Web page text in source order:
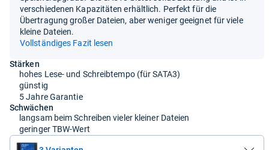
verschiedenen Kapazitäten erhältlich. Perfekt für die
Übertragung großer Dateien, aber weniger geeignet für viele
kleine Dateien.
Vollständiges Fazit lesen
Stärken
hohes Lese- und Schreibtempo (für SATA3)
günstig
5 Jahre Garantie
Schwächen
langsam beim Schreiben vieler kleiner Dateien
geringer TBW-Wert